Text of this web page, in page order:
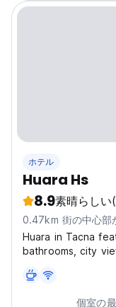
ホテル
Huara Hs
8.9素晴らしい
0.47km 街の中心部
Huara in Tacna
bathrooms, city
WiFi. Guests can
front desk, full-
個室の